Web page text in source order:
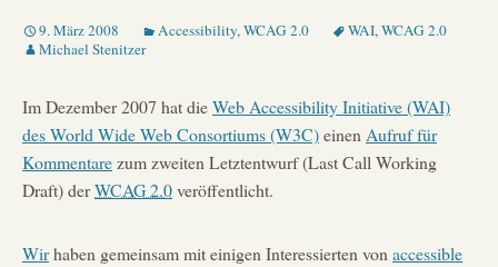
9. März 2008 Accessibility,WCAG 2.0 WAI,WCAG 2.0
Michael Stenitzer
Im Dezember 2007 hat dieWeb Accessibility Initiative (WAI)
desWorld Wide Web Consortiums (W3C)einen Aufruf für
Kommentarezum zweiten Letztentwurf(Last Call Working
Draft)derWCAG 2.0veröffentlicht.
Wirhaben gemeinsam mit einigen Interessierten von accessible